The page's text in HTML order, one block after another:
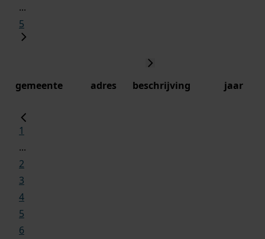
...
5
gemeente adres beschrijving jaar
1
...
2
3
4
5
6